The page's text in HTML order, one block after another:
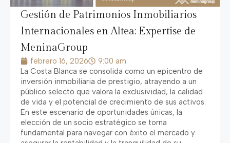
Gestión de Patrimonios Inmobiliarios
Internacionales en Altea: Expertise de
MeninaGroup
febrero 16, 2026
9:00 am
La Costa Blanca se consolida como un epicentro de
inversión inmobiliaria de prestigio, atrayendo a un
público selecto que valora la exclusividad, la calidad
de vida y el potencial de crecimiento de sus activos.
En este escenario de oportunidades únicas, la
elección de un socio estratégico se torna
fundamental para navegar con éxito el mercado y